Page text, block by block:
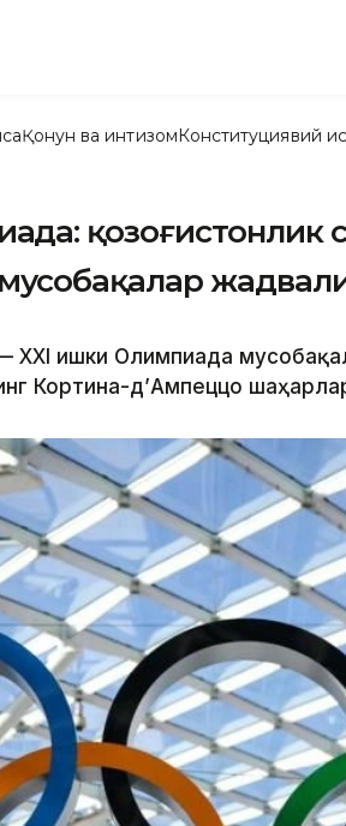
Қонун ва интизомКонституциявий
қозоғистонлик
ХХI Қишки Олимпиада
Кортина-д’Ампеццо